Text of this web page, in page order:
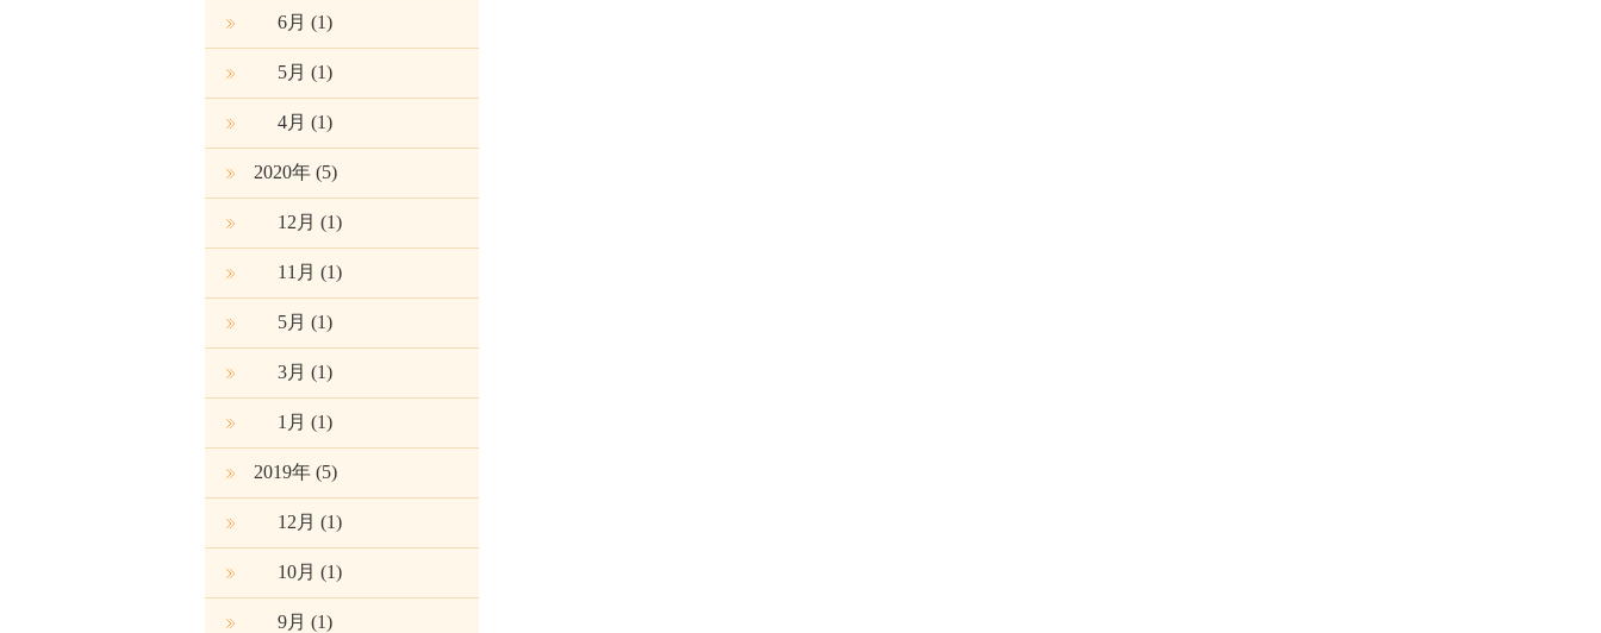
6月 (1)
5月 (1)
4月 (1)
2020年 (5)
12月 (1)
11月 (1)
5月 (1)
3月 (1)
1月 (1)
2019年 (5)
12月 (1)
10月 (1)
9月 (1)